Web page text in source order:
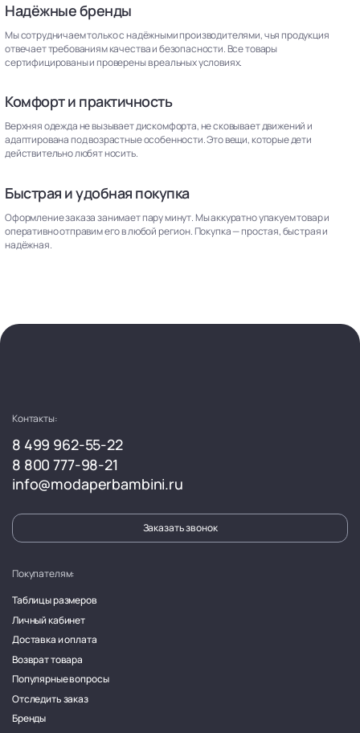
Надёжные бренды
Мы сотрудничаем только с надёжными производителями, чья продукция
отвечает требованиям качества и безопасности. Все товары
сертифицированы и проверены в реальных условиях.
Комфорт и практичность
Верхняя одежда не вызывает дискомфорта, не сковывает движений и
адаптирована под возрастные особенности. Это вещи, которые дети
действительно любят носить.
Быстрая и удобная покупка
Оформление заказа занимает пару минут. Мы аккуратно упакуем товар и
оперативно отправим его в любой регион. Покупка — простая, быстрая и
надёжная.
Контакты:
8 499 962-55-22
8 800 777-98-21
info@modaperbambini.ru
Заказать звонок
Покупателям:
Таблицы размеров
Личный кабинет
Доставка и оплата
Возврат товара
Популярные вопросы
Отследить заказ
Бренды